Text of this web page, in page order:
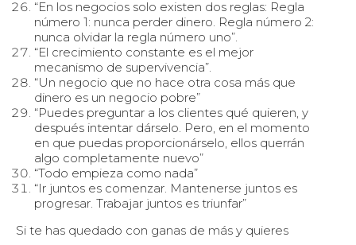
“En los negocios solo existen dos reglas: Regla
número 1: nunca perder dinero. Regla número 2:
nunca olvidar la regla número uno”.
“El crecimiento constante es el mejor
mecanismo de supervivencia”.
“Un negocio que no hace otra cosa más que
dinero es un negocio pobre”
“Puedes preguntar a los clientes qué quieren, y
después intentar dárselo. Pero, en el momento
en que puedas proporcionárselo, ellos querrán
algo completamente nuevo”
“Todo empieza como nada”
“Ir juntos es comenzar. Mantenerse juntos es
progresar. Trabajar juntos es triunfar”
Si te has quedado con ganas de más y quieres